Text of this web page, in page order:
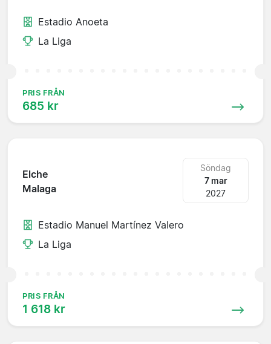
Estadio Anoeta
La Liga
PRIS FRÅN
685 kr
Elche
Malaga
Söndag
7 mar
2027
Estadio Manuel Martínez Valero
La Liga
PRIS FRÅN
1 618 kr